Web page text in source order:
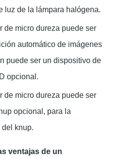
luz de la lámpara halógena.
de micro dureza puede ser
automático de imágenes
puede ser un dispositivo de
opcional.
de micro dureza puede ser
opcional, para la
knup.
ventajas de un